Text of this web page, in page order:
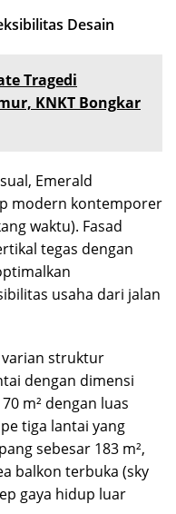
Desain
Tragedi
KNKT Bongkar
Emerald
modern kontemporer
waktu). Fasad
tegas dengan
usaha dari jalan
struktur
dengan dimensi
m² dengan luas
tiga lantai yang
sebesar 183 m²,
balkon terbuka (sky
gaya hidup luar